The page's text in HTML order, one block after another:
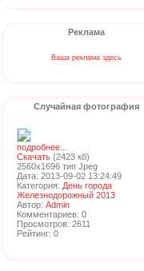
Реклама
Ваша реклама здесь
Случайная фотография
подробнее...
Скачать (2423 кб)
2560x1696 тип Jpeg
Дата: 2013-09-02 13:24:49
Категория: День города
Железнодорожный 2013
Автор: Admin
Комментариев: 0
Просмотров: 2611
Рейтинг: 0